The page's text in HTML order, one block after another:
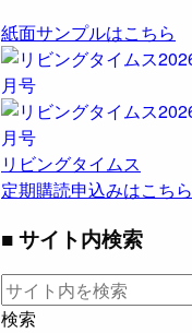
紙面サンプルはこちら
リビングタイムス
定期購読申込みはこちら
■ サイト内検索
検索